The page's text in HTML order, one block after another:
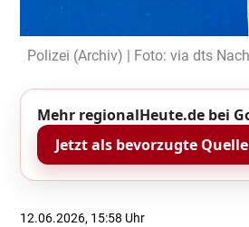
Polizei (Archiv) | Foto: via dts
Mehr regionalHeute.de bei
Jetzt als bevorzugte
12.06.2026, 15:58 Uhr